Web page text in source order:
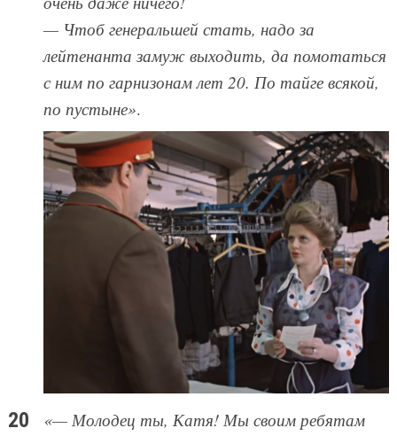
— Чтоб генеральшей стать, надо за
лейтенанта замуж выходить, да помотаться
с ним по гарнизонам лет 20. По тайге всякой,
по пустыне».
«— Молодец ты, Катя! Мы своим ребятам